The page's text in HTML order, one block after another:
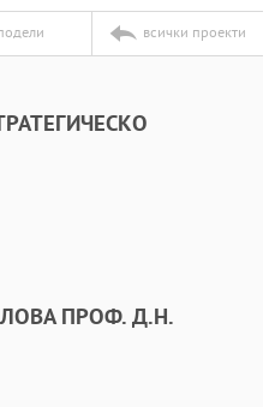
всички проекти
ПРОФ. Д.Н.